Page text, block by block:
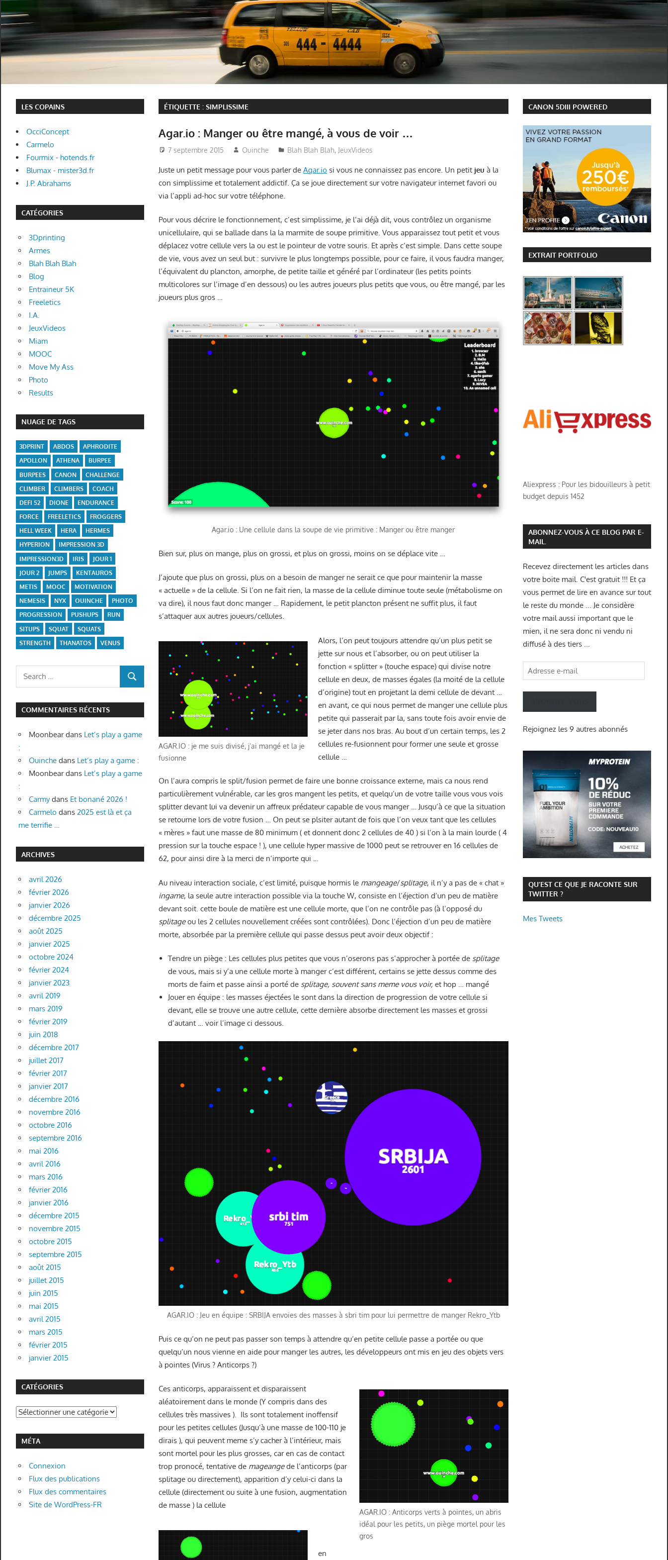
ÉTIQUETTE :SIMPLISSIME
Agar.io : Manger ou être mangé, à vous de voir …
7 septembre 2015 Ouinche Blah Blah Blah, JeuxVideos
Juste un petit message pour vous parler deAgar.io si vous ne connaissez pas encore. Un petit jeu à la
con simplissime et totalement addictif. Ça se joue directement sur votre navigateur internet favori ou
via l’appli ad-hoc sur votre téléphone.
Pour vous décrire le fonctionnement, c’est simplissime, je l’ai déjà dit, vous contrôlez un organisme
unicellulaire, qui se ballade dans la la marmite de soupe primitive. Vous apparaissez tout petit et vous
déplacez votre cellule vers la ou est le pointeur de votre souris. Et après c’est simple. Dans cette soupe
de vie, vous avez un seul but : survivre le plus longtemps possible, pour ce faire, il vous faudra manger,
l’équivalent du plancton, amorphe, de petite taille et généré par l’ordinateur (les petits points
multicolores sur l’image d’en dessous) ou les autres joueurs plus petits que vous, ou être mangé, par les
joueurs plus gros …
Agar.io : Une cellule dans la soupe de vie primitive : Manger ou être manger
Bien sur, plus on mange, plus on grossi, et plus on grossi, moins on se déplace vite …
J’ajoute que plus on grossi, plus on a besoin de manger ne serait ce que pour maintenir la masse
« actuelle » de la cellule. Si l’on ne fait rien, la masse de la cellule diminue toute seule (métabolisme on
va dire), il nous faut donc manger … Rapidement, le petit plancton présent ne suffit plus, il faut
s’attaquer aux autres joueurs/cellules.
AGAR.IO : je me suis divisé, j’ai mangé et la je
fusionne
Alors, l’on peut toujours attendre qu’un plus petit se
jette sur nous et l’absorber, ou on peut utiliser la
fonction « splitter » (touche espace) qui divise notre
cellule en deux, de masses égales (la moité de la cellule
d’origine) tout en projetant la demi cellule de devant …
en avant, ce qui nous permet de manger une cellule plus
petite qui passerait par la, sans toute fois avoir envie de
se jeter dans nos bras. Au bout d’un certain temps, les 2
cellules re-fusionnent pour former une seule et grosse
cellule …
On l’aura compris le split/fusion permet de faire une bonne croissance externe, mais ca nous rend
particulièrement vulnérable, car les gros mangent les petits, et quelqu’un de votre taille vous vous vois
splitter devant lui va devenir un affreux prédateur capable de vous manger … Jusqu’à ce que la situation
se retourne lors de votre fusion … On peut se plsiter autant de fois que l’on veux tant que les cellules
« mères » faut une masse de 80 minimum ( et donnent donc 2 cellules de 40 ) si l’on à la main lourde ( 4
pression sur la touche espace ! ), une cellule hyper massive de 1000 peut se retrouver en 16 cellules de
62, pour ainsi dire à la merci de n’importe qui …
Au niveau interaction sociale, c’est limité, puisque hormis le mangeage/splitage, il n’y a pas de « chat »
ingame, la seule autre interaction possible via la touche W, consiste en l’éjection d’un peu de matière
devant soit. cette boule de matière est une cellule morte, que l’on ne contrôle pas (à l’opposé du
splitageou les 2 cellules nouvellement créées sont contrôlées). Donc l’éjection d’un peu de matière
morte, absorbée par la première cellule qui passe dessus peut avoir deux objectif :
Tendre un piège : Les cellules plus petites que vous n’oserons pas s’approcher à portée de splitage
de vous, mais si y’a une cellule morte à manger c’est différent, certains se jette dessus comme des
morts de faim et passe ainsi a porté de splitage, souvent sans meme vous voir, et hop … mangé
Jouer en équipe : les masses éjectées le sont dans la direction de progression de votre cellule si
devant, elle se trouve une autre cellule, cette dernière absorbe directement les masses et grossi
d’autant … voir l’image ci dessous.
AGAR.IO : Jeu en équipe : SRBIJA envoies des masses à sbri tim pour lui permettre de manger Rekro_Ytb
Puis ce qu’on ne peut pas passer son temps à attendre qu’en petite cellule passe a portée ou que
quelqu’un nous vienne en aide pour manger les autres, les développeurs ont mis en jeu des objets vers
à pointes (Virus ? Anticorps ?)
AGAR.IO : Anticorps verts à pointes, un abris
idéal pour les petits, un piège mortel pour les
gros
Ces anticorps, apparaissent et disparaissent
aléatoirement dans le monde (Y compris dans des
cellules très massives ). Ils sont totalement inoffensif
pour les petites cellules (Jusqu’à une masse de 100-110 je
dirais ), qui peuvent meme s’y cacher à l’intérieur, mais
sont mortel pour les plus grosses, car en cas de contact
trop pronocé, tentative de mageangede l’anticorps (par
splitage ou directement), apparition d’y celui-ci dans la
cellule (directement ou suite à une fusion, augmentation
de masse ) la cellule
en
LES COPAINS
OcciConcept
Carmelo
Fourmix - hotends.fr
Blumax - mister3d.fr
J.P. Abrahams
CATÉGORIES
3Dprinting
Armes
Blah Blah Blah
Blog
Entraineur 5K
Freeletics
I.A.
JeuxVideos
Miam
MOOC
Move My Ass
Photo
Results
NUAGE DE TAGS
3DPRINT ABDOS
APHRODITE
APOLLON
ATHENA
BURPEE
BURPEES
CANON
CHALLENGE
CLIMBER
CLIMBERS
COACH
DEFI 52
DIONE
ENDURANCE
FORCE
FREELETICS
FROGGERS
HELL WEEK
HERA
HERMES
HYPERION
IMPRESSION 3D
IMPRESSION3D
IRIS
JOUR 1
JOUR 2
JUMPS
KENTAUROS
METIS
MOOC
MOTIVATION
NEMESIS
NYX OUINCHE
PHOTO
PROGRESSION
PUSHUPS
RUN
SITUPS
SQUAT
SQUATS
STRENGTH
THANATOS VENUS
Search
SEARCH
COMMENTAIRES RÉCENTS
Moonbeardans Let’s play a game
:
Ouinchedans Let’s play a game :
Moonbeardans Let’s play a game
:
Carmydans Et bonané 2026 !
Carmelo dans 2025 est là et ça
me terrifie …
ARCHIVES
avril 2026
février 2026
janvier 2026
décembre 2025
août 2025
janvier 2025
octobre 2024
février 2024
janvier 2023
avril 2019
mars 2019
février 2019
juin 2018
décembre 2017
juillet 2017
février 2017
janvier 2017
décembre 2016
novembre 2016
octobre 2016
septembre 2016
mai 2016
avril 2016
mars 2016
février 2016
janvier 2016
décembre 2015
novembre 2015
octobre 2015
septembre 2015
août 2015
juillet 2015
juin 2015
mai 2015
avril 2015
mars 2015
février 2015
janvier 2015
CATÉGORIES
Catégories
MÉTA
Connexion
Flux des publications
Flux des commentaires
Site de WordPress-FR
CANON 5DIII POWERED
EXTRAIT PORTFOLIO
Aliexpress : Pour les bidouilleurs à petit
budget depuis 1452
ABONNEZ-VOUS À CE BLOG PAR E-
MAIL.
Recevez directement les articles dans
votre boite mail. C'est gratuit !!! Et ça
vous permet de lire en avance sur tout
le reste du monde ... Je considère
votre mail aussi important que le
mien, il ne sera donc ni vendu ni
diffusé à des tiers ...
Adresse
e-
mail
Rejoignez les 9 autres abonnés
QU’EST CE QUE JE RACONTE SUR
TWITTER ?
Mes Tweets